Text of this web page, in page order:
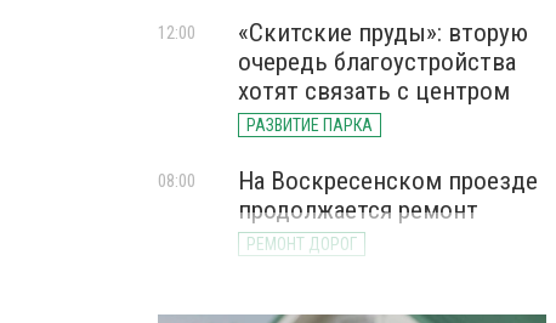
«Скитские пруды»: вторую
очередь благоустройства
хотят связать с центром
РАЗВИТИЕ ПАРКА
12:00
На Воскресенском проезде
продолжается ремонт
РЕМОНТ ДОРОГ
08:00